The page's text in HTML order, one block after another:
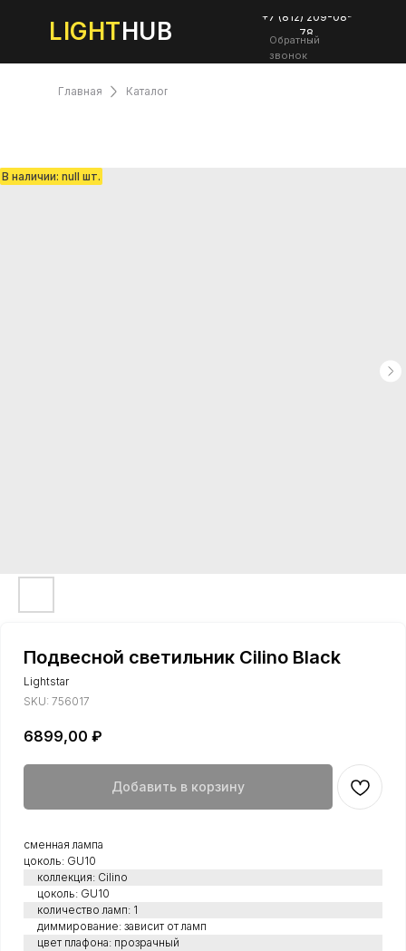
LIGHTHUB
+7 (812) 209-08-
78
Обратный
звонок
Каталог
Главная
Подвесной светильник Cilino Black
Lightstar
SKU: 756017
6899,00 ₽
Добавить в корзину
сменная лампа
цоколь: GU10
коллекция: Cilino
цоколь: GU10
количество ламп: 1
диммирование: зависит от ламп
цвет плафона: прозрачный